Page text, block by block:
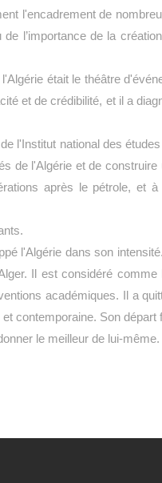
l'encadrement de
l’importance de la
était le théâtre
et de crédibilité, et il a
l'Institut national des
de l'Algérie et de
après le pétrole, et
l'Algérie dans son
Il est considéré
académiques. Il a
contemporaine. Son
le meilleur de lui-même.